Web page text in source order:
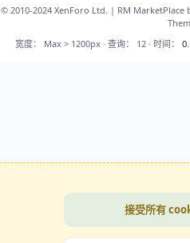
© 2010-2024 XenForo Ltd. | RM MarketPlace
宽度
查询 12 时间
接受所有